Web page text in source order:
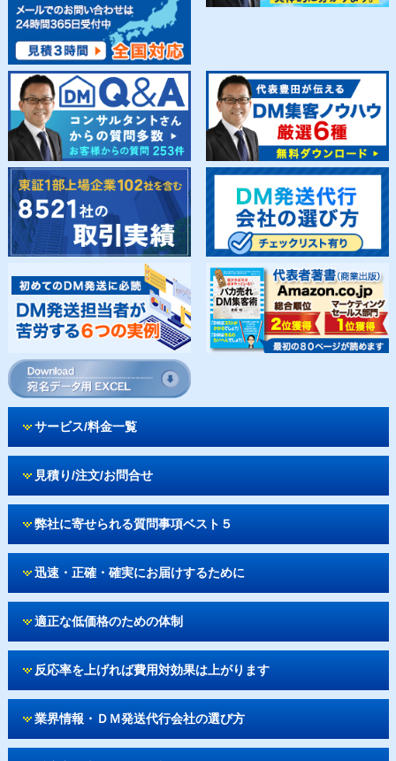
サービス/料金一覧
見積り/注文/お問合せ
弊社に寄せられる質問事項ベスト５
迅速・正確・確実にお届けするために
適正な低価格のための体制
反応率を上げれば費用対効果は上がります
業界情報・ＤＭ発送代行会社の選び方